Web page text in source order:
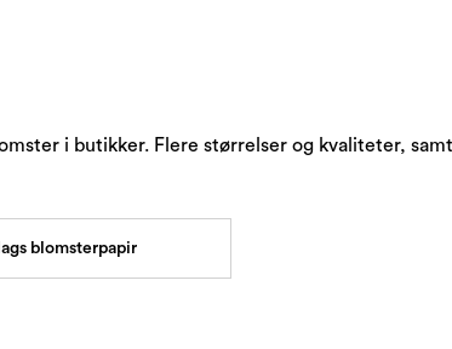
i butikker. Flere størrelser og kvaliteter,
blomsterpapir